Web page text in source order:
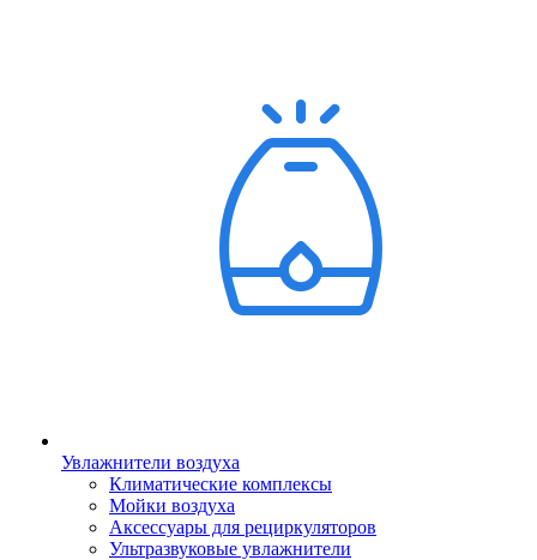
Увлажнители воздуха
Климатические комплексы
Мойки воздуха
Аксессуары для рециркуляторов
Ультразвуковые увлажнители